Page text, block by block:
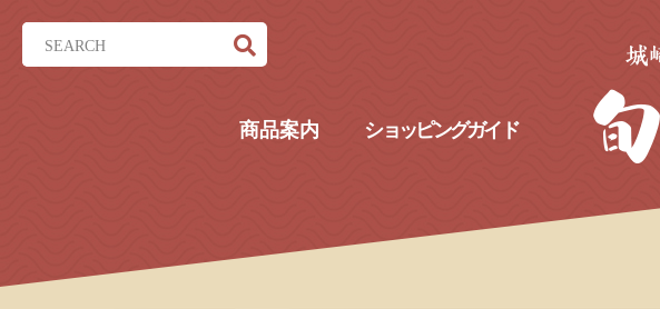
商品案内 ショッピングガイド